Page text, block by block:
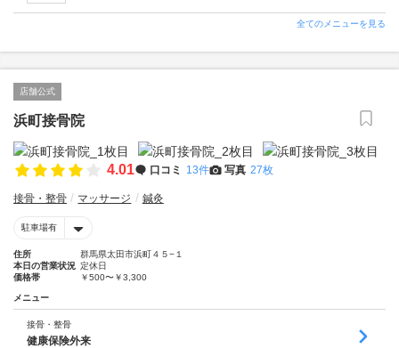
全てのメニューを見る
店舗公式
浜町接骨院
4.01 口コミ 13件 写真 27枚
接骨・整骨 マッサージ 鍼灸
駐車場有
住所
群馬県太田市浜町４５−１
本日の営業状況 定休日
価格帯
￥500〜￥3,300
メニュー
接骨・整骨
健康保険外来